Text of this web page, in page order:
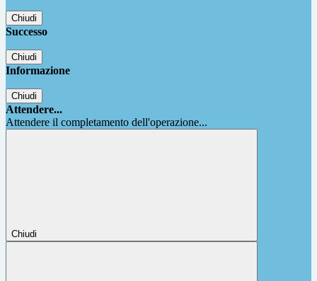
Chiudi
Successo
Chiudi
Informazione
Chiudi
Attendere...
Attendere il completamento dell'operazione...
Chiudi